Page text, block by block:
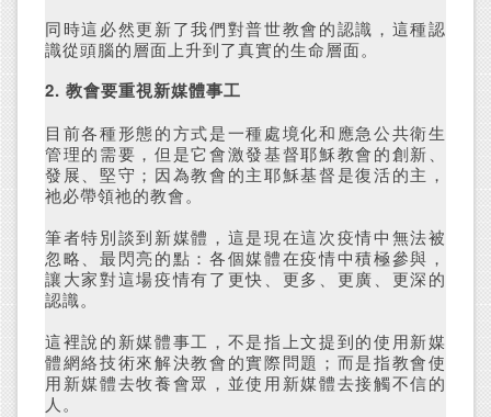
同時這必然更新了我們對普世教會的認識，這種認
識從頭腦的層面上升到了真實的生命層面。
2. 教會要重視新媒體事工
目前各種形態的方式是一種處境化和應急公共衛生
管理的需要，但是它會激發基督耶穌教會的創新、
發展、堅守；因為教會的主耶穌基督是復活的主，
祂必帶領祂的教會。
筆者特別談到新媒體，這是現在這次疫情中無法被
忽略、最閃亮的點：各個媒體在疫情中積極參與，
讓大家對這場疫情有了更快、更多、更廣、更深的
認識。
這裡說的新媒體事工，不是指上文提到的使用新媒
體網絡技術來解決教會的實際問題；而是指教會使
用新媒體去牧養會眾，並使用新媒體去接觸不信的
人。